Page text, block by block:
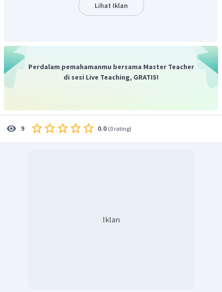
Lihat Iklan
Perdalam pemahamanmu bersama Master Teacher
di sesi Live Teaching, GRATIS!
9 0.0 (0 rating)
Iklan